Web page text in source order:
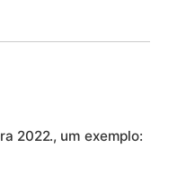
2022., um exemplo: